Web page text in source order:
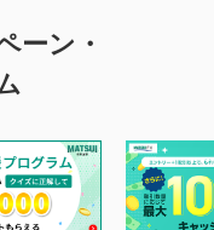
意
価およびコメントの
項をご理解のうえ、
い。
になるコメントをお
ーン・